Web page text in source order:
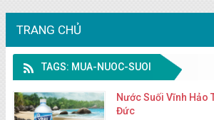
TRANG CHỦ
TAGS: MUA-NUOC-SUOI
Nước Suối Vĩnh Hảo
Đức